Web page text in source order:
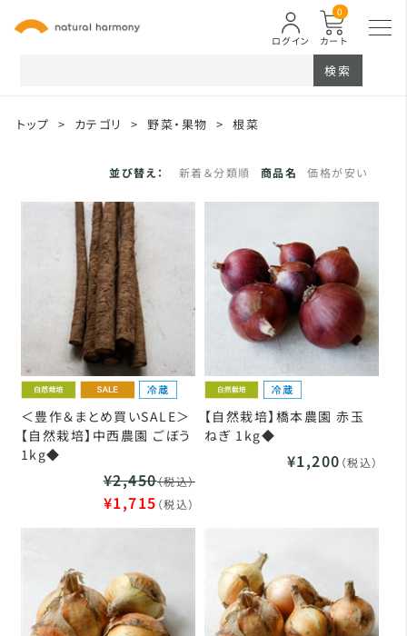
カート
0
ログイン
検索
トップ > カテゴリ > 野菜・果物 > 根菜
並び替え： 新着＆分類順 商品名 価格が安い
＜豊作＆まとめ買いSALE＞
【自然栽培】中西農園 ごぼう
1kg◆
¥2,450（税込）
¥1,715 （税込）
【自然栽培】橋本農園 赤玉
ねぎ 1kg◆
¥1,200 （税込）